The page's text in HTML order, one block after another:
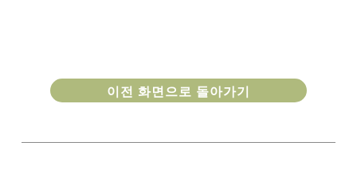
이전 화면으로 돌아가기